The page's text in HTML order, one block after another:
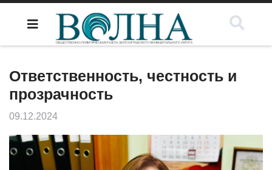
Ответственность, честность и
прозрачность
09.12.2024